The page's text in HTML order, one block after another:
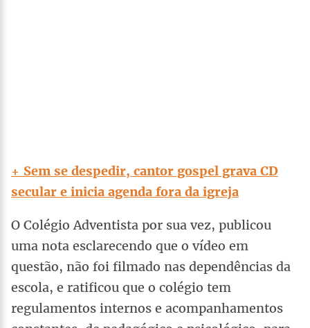
+ Sem se despedir, cantor gospel grava CD
secular e inicia agenda fora da igreja
O Colégio Adventista por sua vez, publicou
uma nota esclarecendo que o vídeo em
questão, não foi filmado nas dependências da
escola, e ratificou que o colégio tem
regulamentos internos e acompanhamentos